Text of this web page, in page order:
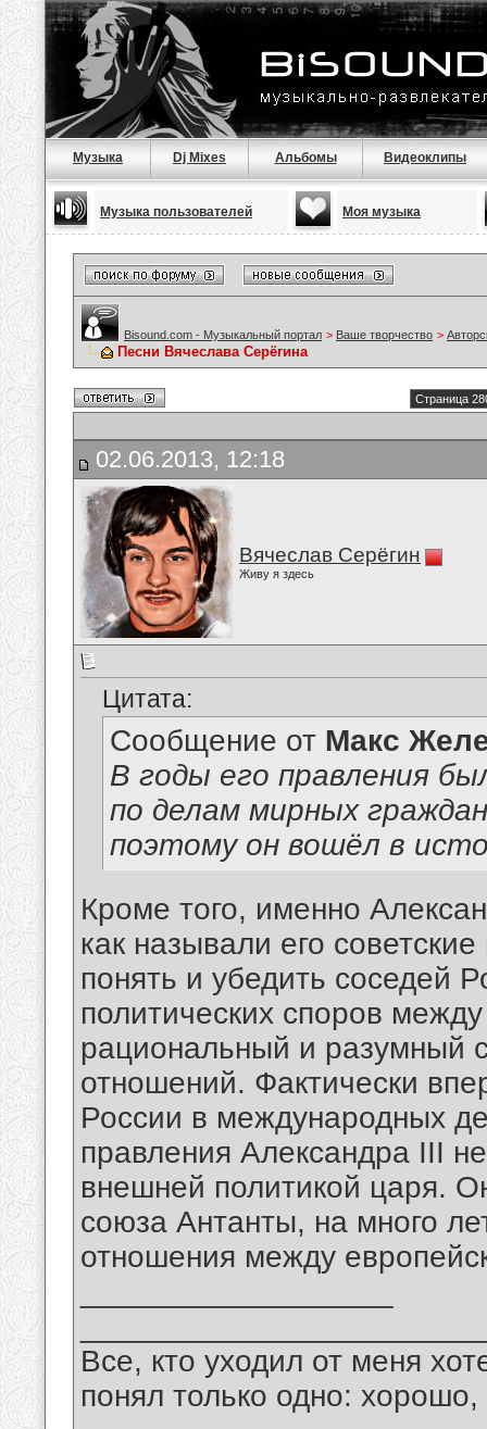
Музыка Dj Mixes Альбомы Видеоклипы
Музыка пользователей Моя музыка
Bisound.com - Музыкальный портал > Ваше творчество >
Песни Вячеслава Серёгина
Страница
02.06.2013, 12:18
Вячеслав Серёгин
Живу я здесь
Цитата:
Сообщение от Макс
В годы его правления
по делам мирных
поэтому он вошёл в
Кроме того, именно
как называли его
понять и убедить соседей
политических споров
рациональный и разумный
отношений. Фактически
России в международных
правления Александра III
внешней политикой царя.
союза Антанты, на много
отношения между
Все, кто уходил от меня
понял только одно: